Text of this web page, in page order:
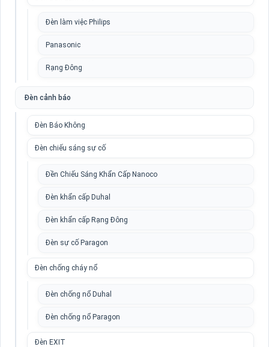
Đèn làm việc Philips
Panasonic
Rạng Đông
Đèn cảnh báo
Đèn Báo Không
Đèn chiếu sáng sự cố
Đền Chiếu Sáng Khẩn Cấp Nanoco
Đèn khẩn cấp Duhal
Đèn khẩn cấp Rạng Đông
Đèn sự cố Paragon
Đèn chống cháy nổ
Đèn chống nổ Duhal
Đèn chống nổ Paragon
Đèn EXIT